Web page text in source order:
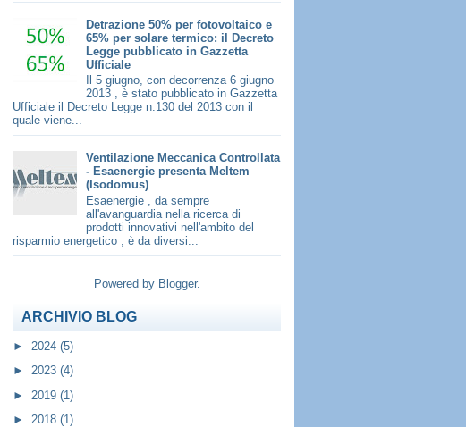
Detrazione 50% per fotovoltaico e
65% per solare termico: il Decreto
Legge pubblicato in Gazzetta
Ufficiale
Il 5 giugno, con decorrenza 6 giugno
2013 , è stato pubblicato in Gazzetta
Ufficiale il Decreto Legge n.130 del 2013 con il
quale viene...
Ventilazione Meccanica Controllata
- Esaenergie presenta Meltem
(Isodomus)
Esaenergie , da sempre
all'avanguardia nella ricerca di
prodotti innovativi nell'ambito del
risparmio energetico , è da diversi...
Powered by Blogger.
ARCHIVIO BLOG
► 2024 (5)
► 2023 (4)
► 2019 (1)
► 2018 (1)